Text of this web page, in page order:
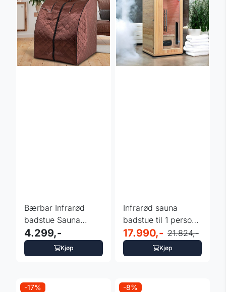
Bærbar Infrarød
badstue Sauna
inSPORTline Mufera
– ...
4.299,-
Kjøp
Infrarød sauna
badstue til 1 person
- Mettsa 100
17.990,- 21.824,-
Kjøp
-17% -8%